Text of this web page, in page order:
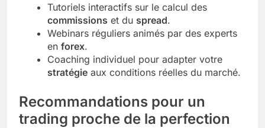
Tutoriels interactifs sur le calcul des
commissions et du spread.
Webinars réguliers animés par des experts
en forex.
Coaching individuel pour adapter votre
stratégie aux conditions réelles du marché.
Recommandations pour un
trading proche de la perfection